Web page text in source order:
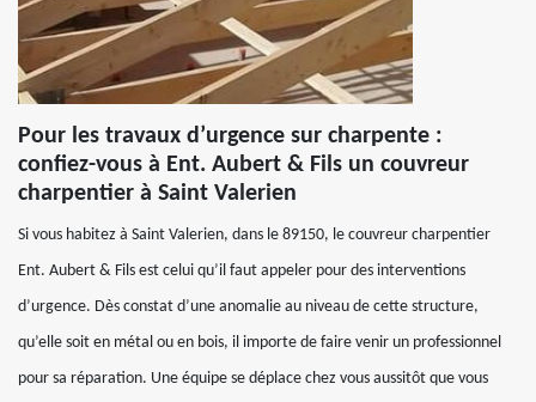
Pour les travaux d’urgence sur charpente :
confiez-vous à Ent. Aubert & Fils un couvreur
charpentier à Saint Valerien
Si vous habitez à Saint Valerien, dans le 89150, le couvreur charpentier
Ent. Aubert & Fils est celui qu’il faut appeler pour des interventions
d’urgence. Dès constat d’une anomalie au niveau de cette structure,
qu’elle soit en métal ou en bois, il importe de faire venir un professionnel
pour sa réparation. Une équipe se déplace chez vous aussitôt que vous